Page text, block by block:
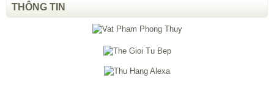
THÔNG TIN